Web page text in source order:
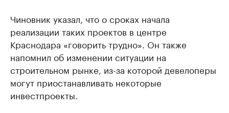
Чиновник указал, что о сроках начала
реализации таких проектов в центре
Краснодара «говорить трудно». Он также
напомнил об изменении ситуации на
строительном рынке, из-за которой девелоперы
могут приостанавливать некоторые
инвестпроекты.